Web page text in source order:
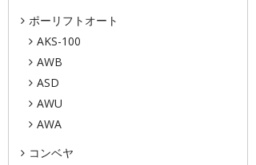
ポーリフトオート
AKS-100
AWB
ASD
AWU
AWA
コンベヤ